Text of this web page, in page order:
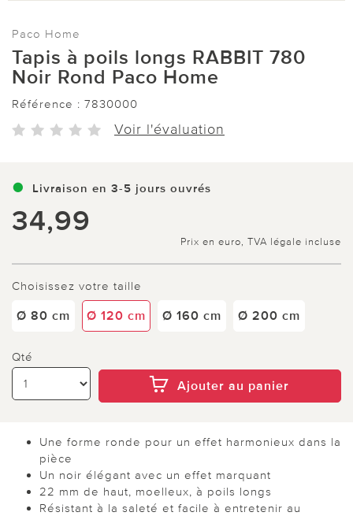
Paco Home
Tapis à poils longs RABBIT 780
Noir Rond Paco Home
Référence : 7830000
Voir l'évaluation
Livraison en 3-5 jours ouvrés
34,99
Prix en euro, TVA légale incluse
Choisissez votre taille
Ø 80 cm Ø 120 cm Ø 160 cm Ø 200 cm
Qté
Ajouter au panier
Une forme ronde pour un effet harmonieux dans la
pièce
Un noir élégant avec un effet marquant
22 mm de haut, moelleux, à poils longs
Résistant à la saleté et facile à entretenir au